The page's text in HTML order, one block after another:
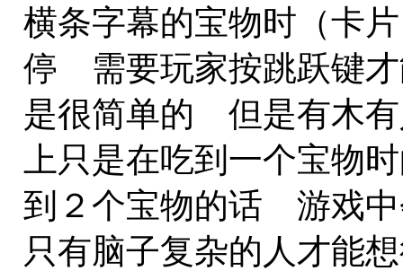
横条字幕的宝物时（
停 需要玩家按跳跃键
是很简单的 但是有木有
上只是在吃到一个宝物
到２个宝物的话 游戏
只有脑子复杂的人才